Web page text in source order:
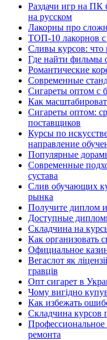
Раздачи игр на ПК
на русском
Лакорны про
ТОП-10 лакорнов с
Сливы курсов: что
Где найти фильмы
Романтические
Современные
Сигареты оптом с
Как
Сигареты оптом:
поставщиков
Курсы по
направление
Популярные
Современные
сустава
Слив обучающих
рынка
Получите диплом и
Доступные
Складчина на
Как организовать
Официальное
Вегаслот як
гравців
Опт сигарет в
Чому вигідно
Как избежать
Складчина
ремонта